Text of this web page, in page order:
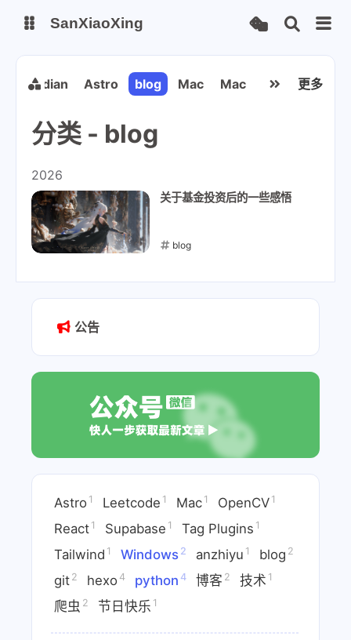
我的博客
安知鱼图床
SanXiaoXing
Obsidian Astro blog Mac Mac python更多
分类 - blog
2026
关于基金投资后的一些感悟
blog
公告
Astro 1 Leetcode 1 Mac 1 OpenCV 1
React 1 Supabase 1 Tag Plugins 1
Tailwind 1 Windows 2 anzhiyu 1 blog 2
git 2 hexo 4 python 4 博客 2 技术 1
爬虫 2 节日快乐 1